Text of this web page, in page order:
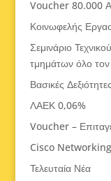
Voucher 80.000
Κοινωφελής
Σεμινάριο
τμημάτων όλο
Βασικές
ΛΑΕΚ 0,06%
Voucher –
Cisco
Τελευταία Νέα